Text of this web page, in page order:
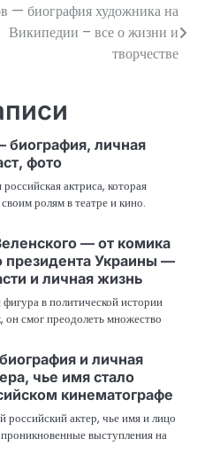
— биография художника на
Википедии – все о жизни и
творчестве
личная
фото
актриса, которая
ролям в театре и кино.
— от комика
президента Украины —
и личная жизнь
в политической истории
смог преодолеть множество
и личная
чье имя стало
кинематографе
российский актер, чье имя и лицо
выступления на